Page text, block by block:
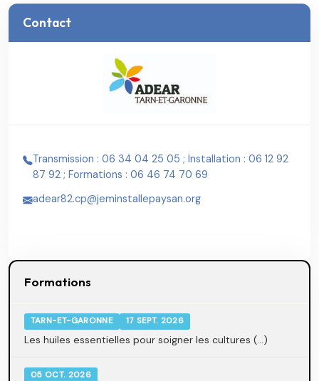
Contact
Transmission : 06 34 04 25 05 ; Installation : 06 12 92
87 92 ; Formations : 06 46 74 70 69
adear82.cp@jeminstallepaysan.org
Formations
TARN-ET-GARONNE 17 SEPT. 2026
Les huiles essentielles pour soigner les cultures (...)
05 OCT. 2026